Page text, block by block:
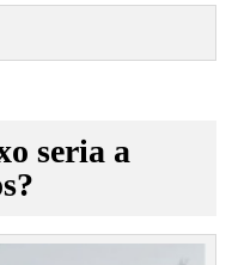
seria a